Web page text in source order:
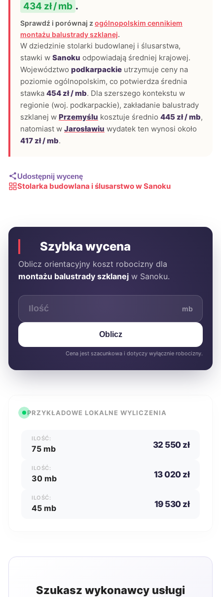
434 zł / mb .
Sprawdź i porównaj z ogólnopolskim cennikiem
montażu balustrady szklanej.
W dziedzinie stolarki budowlanej i ślusarstwa,
stawki w Sanoku odpowiadają średniej krajowej.
Województwo podkarpackie utrzymuje ceny na
poziomie ogólnopolskim, co potwierdza średnia
stawka 454 zł / mb. Dla szerszego kontekstu w
regionie (woj. podkarpackie), zakładanie balustrady
szklanej w Przemyślu kosztuje średnio 445 zł / mb,
natomiast w Jarosławiu wydatek ten wynosi około
417 zł / mb.
Udostępnij wycenę
Stolarka budowlana i ślusarstwo w Sanoku
Szybka wycena
Oblicz orientacyjny koszt robocizny dla
montażu balustrady szklanej w Sanoku.
mb
Oblicz
Cena jest szacunkowa i dotyczy wyłącznie robocizny.
PRZYKŁADOWE LOKALNE WYLICZENIA
ILOŚĆ:
75 mb 32 550 zł
ILOŚĆ:
30 mb 13 020 zł
ILOŚĆ:
45 mb 19 530 zł
Szukasz wykonawcy usługi